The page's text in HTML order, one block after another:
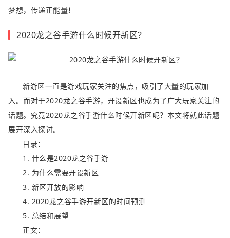
梦想，传递正能量！
2020龙之谷手游什么时候开新区？
新游区一直是游戏玩家关注的焦点，吸引了大量的玩家加
入。而对于2020龙之谷手游，开设新区也成为了广大玩家关注的
话题。究竟2020龙之谷手游什么时候开新区呢？本文将就此话题
展开深入探讨。
目录：
1. 什么是2020龙之谷手游
2. 为什么需要开设新区
3. 新区开放的影响
4. 2020龙之谷手游开新区的时间预测
5. 总结和展望
正文：